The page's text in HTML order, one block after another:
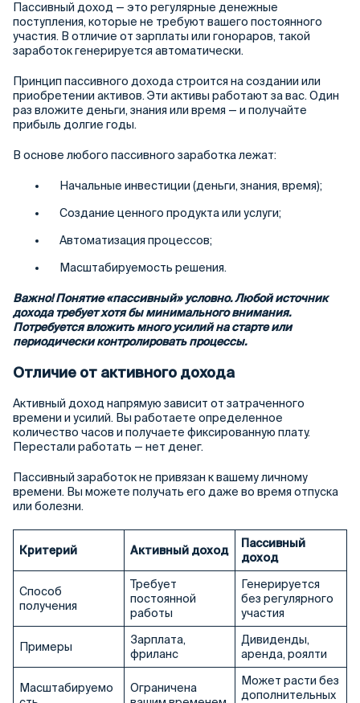
Пассивный доход — это регулярные денежные
поступления, которые не требуют вашего постоянного
участия. В отличие от зарплаты или гонораров, такой
заработок генерируется автоматически.
Принцип пассивного дохода строится на создании или
приобретении активов. Эти активы работают за вас. Один
раз вложите деньги, знания или время — и получайте
прибыль долгие годы.
В основе любого пассивного заработка лежат:
Начальные инвестиции (деньги, знания, время);
Создание ценного продукта или услуги;
Автоматизация процессов;
Масштабируемость решения.
Важно! Понятие «пассивный» условно. Любой источник
дохода требует хотя бы минимального внимания.
Потребуется вложить много усилий на старте или
периодически контролировать процессы.
Отличие от активного дохода
Активный доход напрямую зависит от затраченного
времени и усилий. Вы работаете определенное
количество часов и получаете фиксированную плату.
Перестали работать — нет денег.
Пассивный заработок не привязан к вашему личному
времени. Вы можете получать его даже во время отпуска
или болезни.
Критерий Активный доход
Пассивный
доход
Способ
получения
Требует
постоянной
работы
Генерируется
без регулярного
участия
Примеры
Зарплата,
фриланс
Дивиденды,
аренда, роялти
Масштабируемо
Ограничена
Может расти без
дополнительных